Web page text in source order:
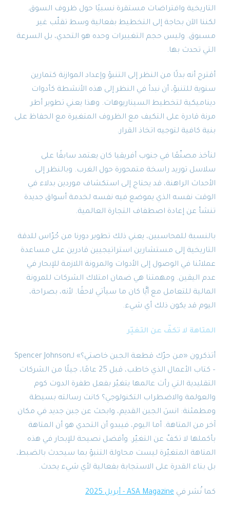
التاريخية وافتراضات مستقرة نسبيًا حول ظروف السوق.
لكننا الآن بحاجة إلى التخطيط بفعالية وسط تقلّب غير
مسبوق. وليس حجم التغييرات وحده هو التحدي، بل السرعة
التي تحدث بها.
أقترح أنه بدلًا من النظر إلى التنبؤ وإعداد الموازنة كتمارين
سنوية للتنبؤ، أن نبدأ في النظر إلى هذه الأنشطة كأدوات
ديناميكية لتخطيط السيناريوهات. وهذا يعني تطوير أطر
مرنة قادرة على التكيف مع الظروف المتغيرة مع الحفاظ على
بنية كافية لتوجيه اتخاذ القرار.
لنأخذ مصنّعًا في جنوب أفريقيا كان يعتمد سابقًا على
سلاسل توريد راسخة متمحورة حول الغرب. وبالنظر إلى
الأحداث الراهنة، قد يحتاج إلى استكشاف موردين بدلاء في
الوقت نفسه الذي يموضع فيه نفسه لخدمة أسواق جديدة
تنشأ عن إعادة اصطفاف التجارة العالمية.
بالنسبة للمحاسبين، يعني ذلك تطوير دورنا من حُرّاس للدقة
التاريخية إلى مستشارين استراتيجيين قادرين على مساعدة
عملائنا في الوصول إلى الأدوات والمرونة اللازمة للإبحار في
عدم اليقين. ومهمتنا هي ضمان امتلاك الشركات للمرونة
المالية للتعامل مع أيًّا كان ما سيأتي لاحقًا. لأنه، بصراحة،
اليوم قد يكون ذلك أي شيء.
المتاهة لا تكفّ عن التغيّر
أتذكرون «من حرّك قطعة الجبن خاصتي؟» لـSpencer Johnson
– كتاب الأعمال الذي خاطب، قبل 25 عامًا، جيلًا من الشركات
التقليدية التي رأت عالمها يتغيّر بفعل طفرة الدوت كوم
والعولمة والاضطراب التكنولوجي؟ كانت رسالته بسيطة
ومطمئنة: انسَ الجبن القديم، وابحث عن جبن جديد في مكان
آخر من المتاهة. أما اليوم، فيبدو أن التحدي هو أن المتاهة
بأكملها لا تكفّ عن التغيّر. وأفضل نصيحة للإبحار في هذه
المتاهة المتغيّرة ليست محاولة التنبؤ بما سيحدث بالضبط،
بل بناء القدرة على الاستجابة بفعالية لأي شيء يحدث.
كما نُشر في ASA Magazine - أبريل 2025